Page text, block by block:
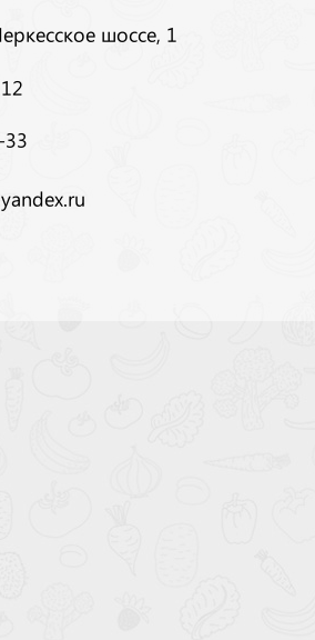
шоссе, 1
33